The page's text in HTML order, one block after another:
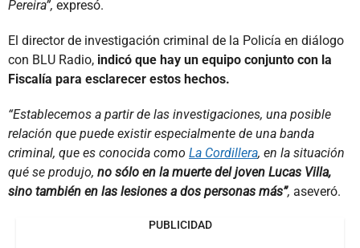
Pereira”, expresó.
El director de investigación criminal de la Policía en diálogo
con BLU Radio, indicó que hay un equipo conjunto con la
Fiscalía para esclarecer estos hechos.
“Establecemos a partir de las investigaciones, una posible
relación que puede existir especialmente de una banda
criminal, que es conocida como La Cordillera, en la situación
qué se produjo, no sólo en la muerte del joven Lucas Villa,
sino también en las lesiones a dos personas más”, aseveró.
PUBLICIDAD